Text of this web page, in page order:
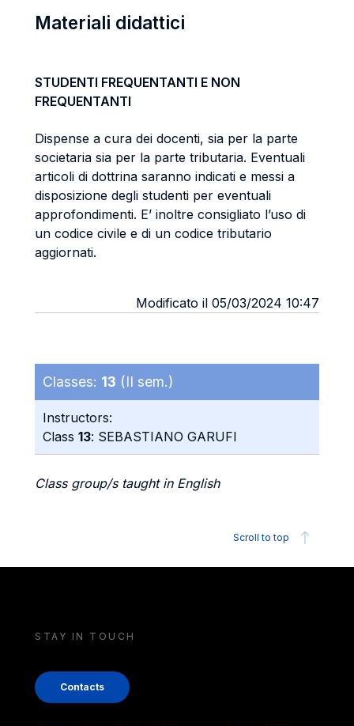
Materiali didattici
STUDENTI FREQUENTANTI E NON
FREQUENTANTI
Dispense a cura dei docenti, sia per la parte
societaria sia per la parte tributaria. Eventuali
articoli di dottrina saranno indicati e messi a
disposizione degli studenti per eventuali
approfondimenti. E’ inoltre consigliato l’uso di
un codice civile e di un codice tributario
aggiornati.
Modificato il 05/03/2024 10:47
Classes: 13 (II sem.)
Instructors:
Class 13: SEBASTIANO GARUFI
Class group/s taught in English
Scroll to top
STAY IN TOUCH
Contacts